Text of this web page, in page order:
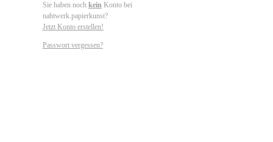
Sie haben noch kein Konto bei
nahtwerk.papierkunst?
Jetzt Konto erstellen!
Passwort vergessen?